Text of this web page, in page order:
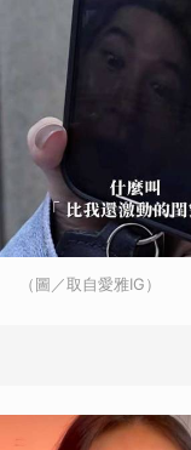
（圖／取自愛雅IG）